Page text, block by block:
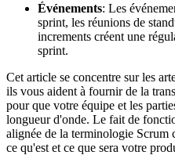
Événements: Les
sprint, les réunions de
increments créent une
sprint.
Cet article se concentre sur les
ils vous aident à fournir de la
pour que votre équipe et les
longueur d'onde. Le fait de
alignée de la terminologie Scrum
ce qu'est et ce que sera votre